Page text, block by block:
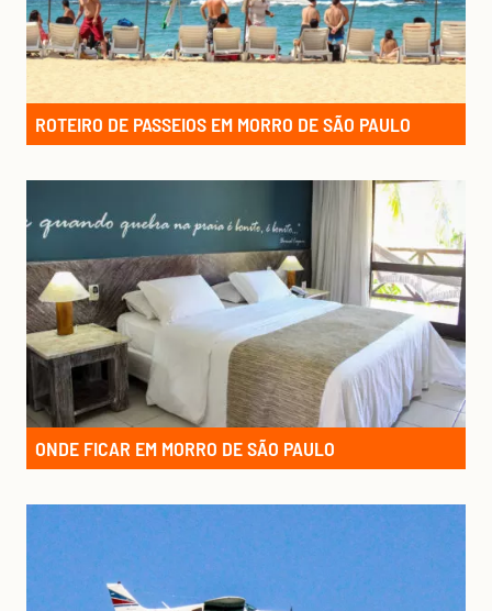
ROTEIRO DE PASSEIOS EM MORRO DE SÃO PAULO
ONDE FICAR EM MORRO DE SÃO PAULO